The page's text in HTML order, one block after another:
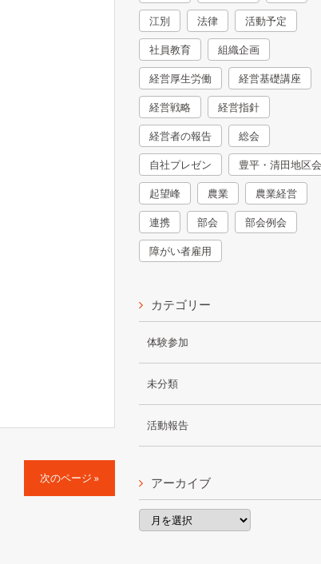
次のページ »
江別
法律
活動予定
社員教育
組織企画
経営厚生労働
経営基礎講座
経営戦略
経営指針
経営者の報告
総会
自社プレゼン
豊平・清田地区会
起望峰
農業
農業経営
連携
部会
部会例会
障がい者雇用
カテゴリー
体験参加
未分類
活動報告
アーカイブ